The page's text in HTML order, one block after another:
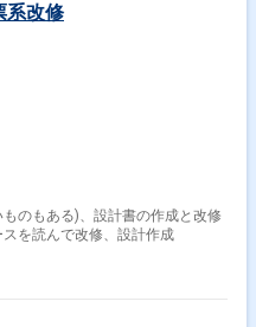
系改修
のもある)、設計書の作成と改修
ースを読んで改修、設計作成